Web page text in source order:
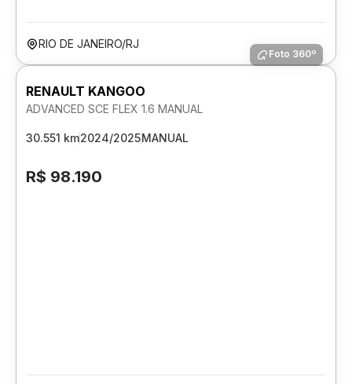
RIO DE JANEIRO/RJ
Foto 360º
RENAULT KANGOO
ADVANCED SCE FLEX 1.6 MANUAL
30.551 km2024/2025MANUAL
R$ 98.190